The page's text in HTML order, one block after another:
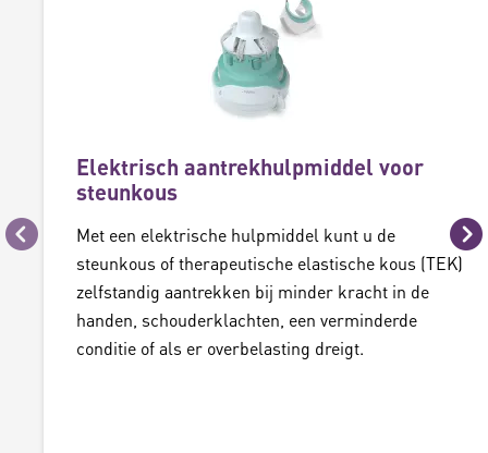
Vorige
Elektrisch aantrekhulpmiddel voor
steunkous
Met een elektrische hulpmiddel kunt u de
steunkous of therapeutische elastische kous (TEK)
zelfstandig aantrekken bij minder kracht in de
handen, schouderklachten, een verminderde
conditie of als er overbelasting dreigt.